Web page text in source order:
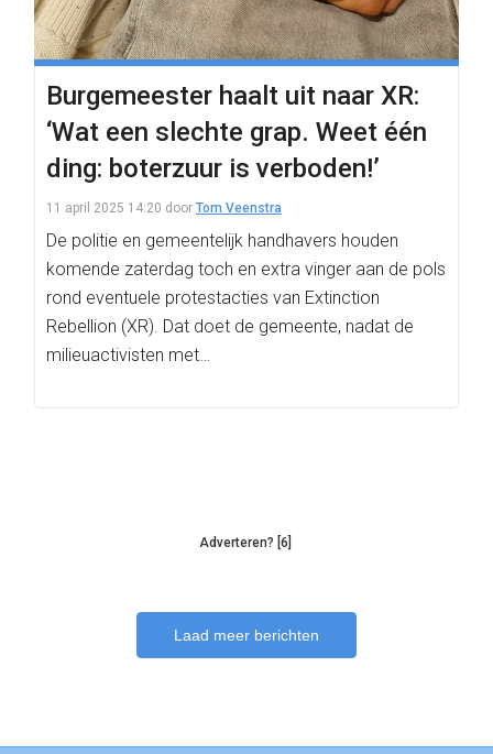
Burgemeester haalt uit naar XR:
‘Wat een slechte grap. Weet één
ding: boterzuur is verboden!’
11 april 2025 14:20 door Tom Veenstra
De politie en gemeentelijk handhavers houden
komende zaterdag toch en extra vinger aan de pols
rond eventuele protestacties van Extinction
Rebellion (XR). Dat doet de gemeente, nadat de
milieuactivisten met…
Adverteren? [6]
Laad meer berichten